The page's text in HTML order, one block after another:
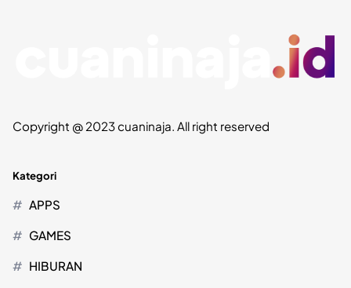
Copyright @ 2023 cuaninaja. All right reserved
Kategori
APPS
GAMES
HIBURAN